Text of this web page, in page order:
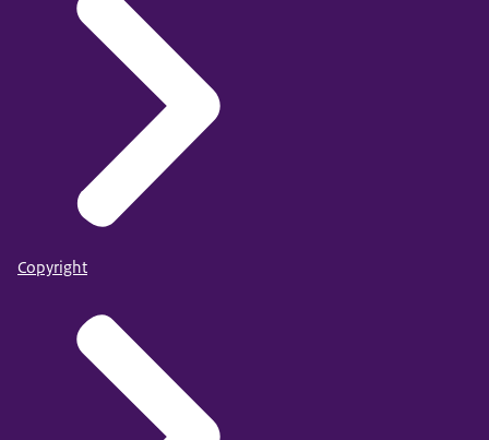
Copyright